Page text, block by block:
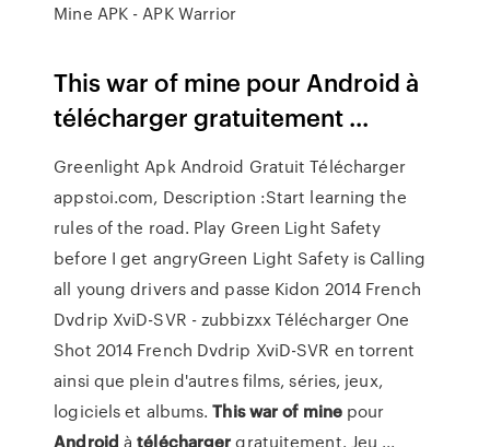
Mine APK - APK Warrior
This war of mine pour Android à
télécharger gratuitement ...
Greenlight Apk Android Gratuit Télécharger
appstoi.com, Description :Start learning the
rules of the road. Play Green Light Safety
before I get angryGreen Light Safety is Calling
all young drivers and passe Kidon 2014 French
Dvdrip XviD-SVR - zubbizxxTélécharger One
Shot 2014 French Dvdrip XviD-SVR en torrent
ainsi que plein d'autres films, séries, jeux,
logiciels et albums.This war of mine pour
Android àtéléchargergratuitement. Jeu ...